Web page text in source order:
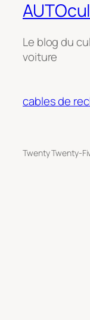
Le blog du
voiture
cables de
Twenty Twenty-